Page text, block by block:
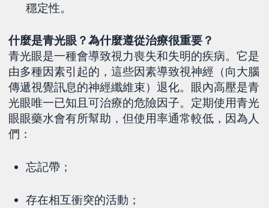
穩定性。
什麼是青光眼？為什麼遵從治療很重要？
青光眼是一種會導致視力喪失和失明的疾病。它是
由多種因素引起的，這些因素導致視神經（向大腦
傳遞視覺訊息的神經纖維束）退化。眼內高壓是青
光眼唯一已知且可治療的危險因子。定期使用青光
眼眼藥水會有所幫助，但使用率通常較低，因為人
們：
忘記帶；
存在相互衝突的活動；